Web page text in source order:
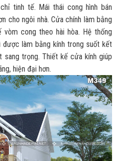
tinh tế. Mái thái cong hình bán
cho ngôi nhà. Cửa chính làm bằng
cong theo hài hòa. Hệ thống
làm bằng kính trong suốt kết
sang trọng. Thiết kế cửa kính giúp
hiện đại hơn.